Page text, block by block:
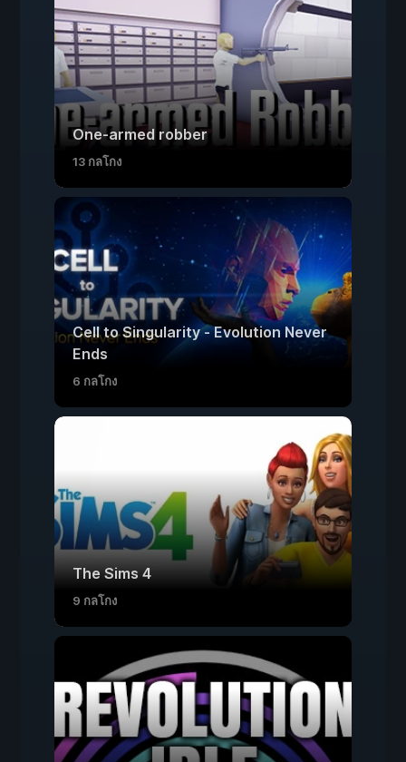
One-armed robber
13 กลโกง
Cell to Singularity - Evolution Never
Ends
6 กลโกง
The Sims 4
9 กลโกง